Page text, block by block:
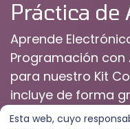
Práctica
Aprende
Programación
para nuestro Kit
incluye de forma
práctica disponible
Esta web, cuyo